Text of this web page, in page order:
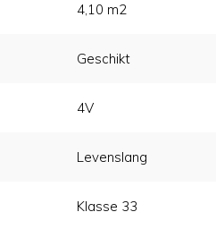
4,10 m2
Geschikt
4V
Levenslang
Klasse 33